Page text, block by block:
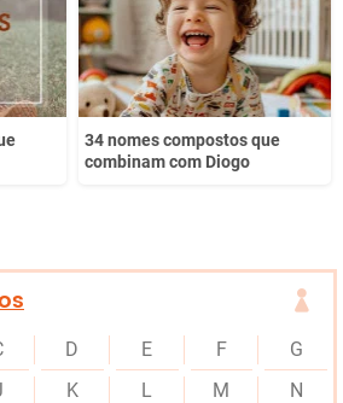
34 nomes compostos que
combinam com Diogo
D E F
G
K L M
N